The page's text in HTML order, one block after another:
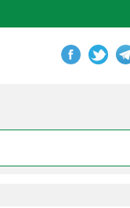
busca